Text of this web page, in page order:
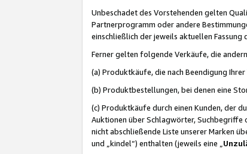
Unbeschadet des Vorstehenden gelten
Partnerprogramm oder andere
einschließlich der jeweils aktuellen Fassung
Ferner gelten folgende Verkäufe, die
(a) Produktkäufe, die nach Beendigung Ihrer
(b) Produktbestellungen, bei denen eine
(c) Produktkäufe durch einen Kunden, der
Auktionen über Schlagwörter, Suchbegriffe
nicht abschließende Liste unserer Marken
und „kindel“) enthalten (jeweils eine „